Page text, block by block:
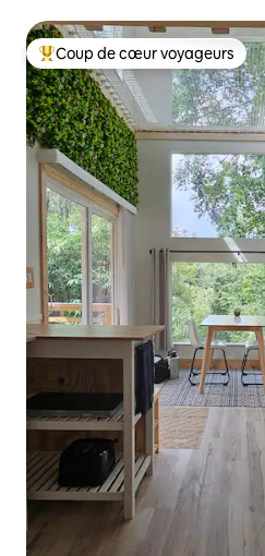
Coups de cœur voyageurs les
Coup de cœur voyageurs